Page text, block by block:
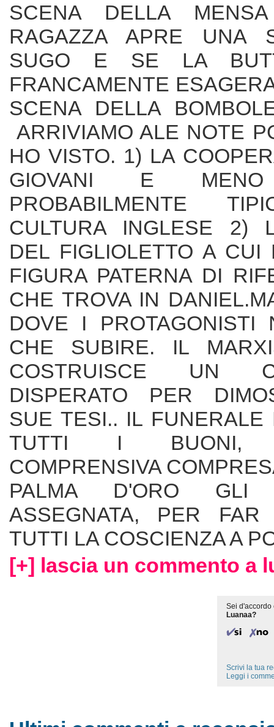
SCENA DELLA
RAGAZZA APRE UNA
SUGO E SE LA
FRANCAMENTE
SCENA DELLA
ARRIVIAMO ALE NOTE
HO VISTO. 1) LA
GIOVANI E MENO
PROBABILMENTE
CULTURA INGLESE 2)
DEL FIGLIOLETTO A CUI
FIGURA PATERNA DI
CHE TROVA IN
DOVE I PROTAGONISTI
CHE SUBIRE. IL
COSTRUISCE UN
DISPERATO PER
SUE TESI.. IL FUNERALE
TUTTI I BUONI,
COMPRENSIVA
PALMA D'ORO GLI
ASSEGNATA, PER
TUTTI LA COSCIENZA A
[+] lascia un commento a
Sei d'accordo
Luanaa?
Scrivi la tua
Leggi i